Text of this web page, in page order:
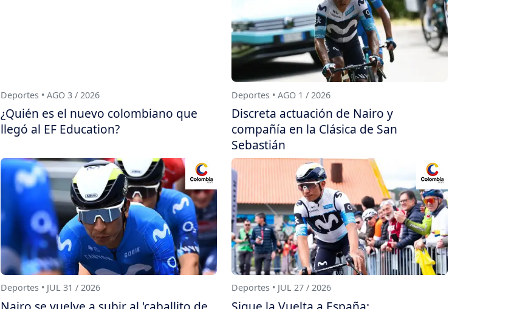
Deportes • AGO 3 / 2026
¿Quién es el nuevo colombiano que
llegó al EF Education?
Deportes • AGO 1 / 2026
Discreta actuación de Nairo y
compañía en la Clásica de San
Sebastián
Deportes • JUL 31 / 2026 Deportes • JUL 27 / 2026